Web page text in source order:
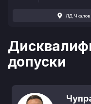
ЛД Чкалов
допуски